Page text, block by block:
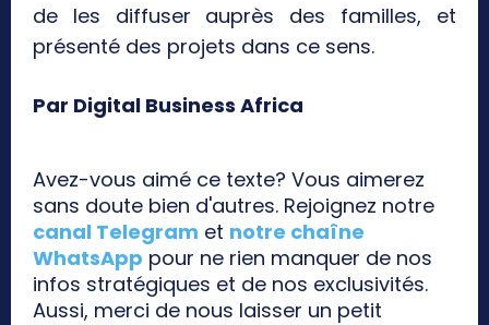
de les diffuser auprès des familles, et
présenté des projets dans ce sens.
Par Digital Business Africa
Avez-vous aimé ce texte? Vous aimerez
sans doute bien d'autres. Rejoignez notre
canal Telegram et notre chaîne
WhatsApp pour ne rien manquer de nos
infos stratégiques et de nos exclusivités.
Aussi, merci de nous laisser un petit